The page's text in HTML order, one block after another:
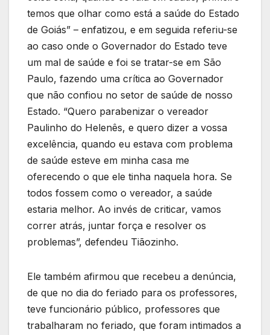
temos que olhar como está a saúde do Estado
de Goiás” – enfatizou, e em seguida referiu-se
ao caso onde o Governador do Estado teve
um mal de saúde e foi se tratar-se em São
Paulo, fazendo uma crítica ao Governador
que não confiou no setor de saúde de nosso
Estado. “Quero parabenizar o vereador
Paulinho do Helenês, e quero dizer a vossa
excelência, quando eu estava com problema
de saúde esteve em minha casa me
oferecendo o que ele tinha naquela hora. Se
todos fossem como o vereador, a saúde
estaria melhor. Ao invés de criticar, vamos
correr atrás, juntar força e resolver os
problemas”, defendeu Tiãozinho.
Ele também afirmou que recebeu a denúncia,
de que no dia do feriado para os professores,
teve funcionário público, professores que
trabalharam no feriado, que foram intimados a